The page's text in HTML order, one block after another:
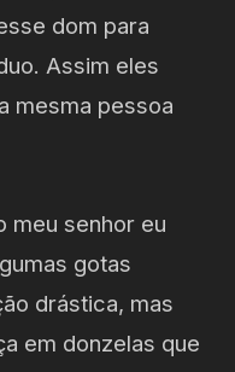
dom para
Assim eles
mesma pessoa
meu senhor eu
gotas
drástica, mas
em donzelas que